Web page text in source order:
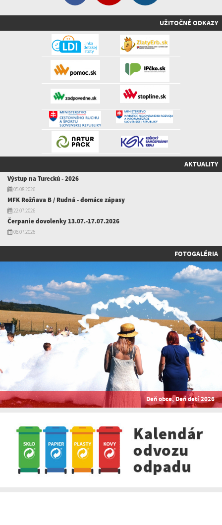
UŽITOČNÉ ODKAZY
AKTUALITY
Výstup na Tureckú - 2026
05.08.2026
MFK Rožňava B / Rudná - domáce zápasy
22.07.2026
Čerpanie dovolenky 13.07.-17.07.2026
08.07.2026
FOTOGALÉRIA
Deň obce, Deň detí 2026